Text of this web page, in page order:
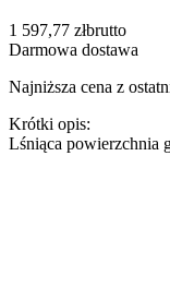
1 597,77 złbrutto
Darmowa dostawa
Najniższa cena z
Krótki opis:
Lśniąca powierzchnia